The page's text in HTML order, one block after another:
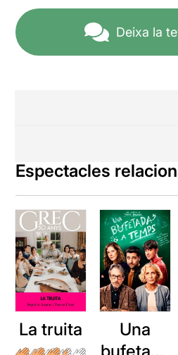
Deixa la
Espectacles
La truita
Una
bufetada